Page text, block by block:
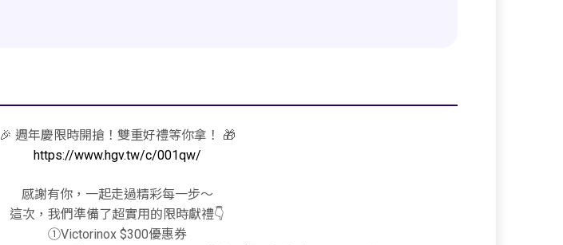
🎉 週年慶限時開搶！雙重好禮等你拿！ 🎁
https://www.hgv.tw/c/001qw/
感謝有你，一起走過精彩每一步～
這次，我們準備了超實用的限時獻禮👇
①Victorinox $300優惠券